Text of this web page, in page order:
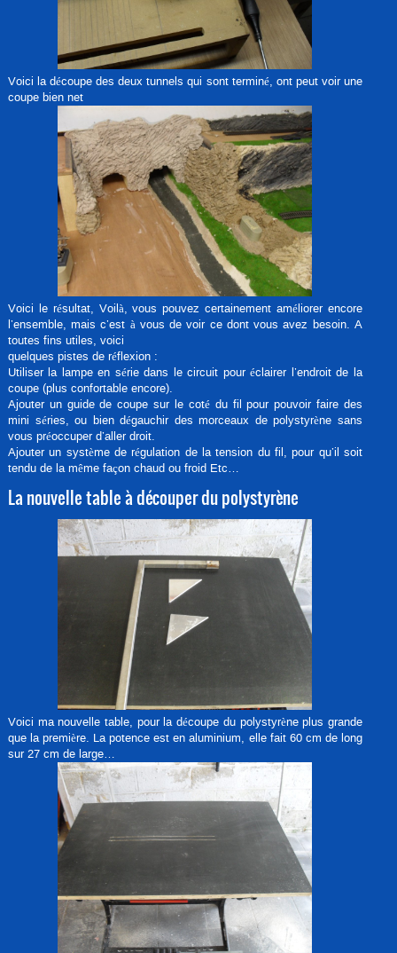
Voici la découpe des deux tunnels qui sont terminé, ont peut voir une
coupe bien net
Voici le résultat, Voilà, vous pouvez certainement améliorer encore
l’ensemble, mais c’est à vous de voir ce dont vous avez besoin. A
toutes fins utiles, voici
quelques pistes de réflexion :
Utiliser la lampe en série dans le circuit pour éclairer l’endroit de la
coupe (plus confortable encore).
Ajouter un guide de coupe sur le coté du fil pour pouvoir faire des
mini séries, ou bien dégauchir des morceaux de polystyrène sans
vous préoccuper d’aller droit.
Ajouter un système de régulation de la tension du fil, pour qu’il soit
tendu de la même façon chaud ou froid Etc…
La nouvelle table à découper du polystyrène
Voici ma nouvelle table, pour la découpe du polystyrène plus grande
que la première. La potence est en aluminium, elle fait 60 cm de long
sur 27 cm de large…